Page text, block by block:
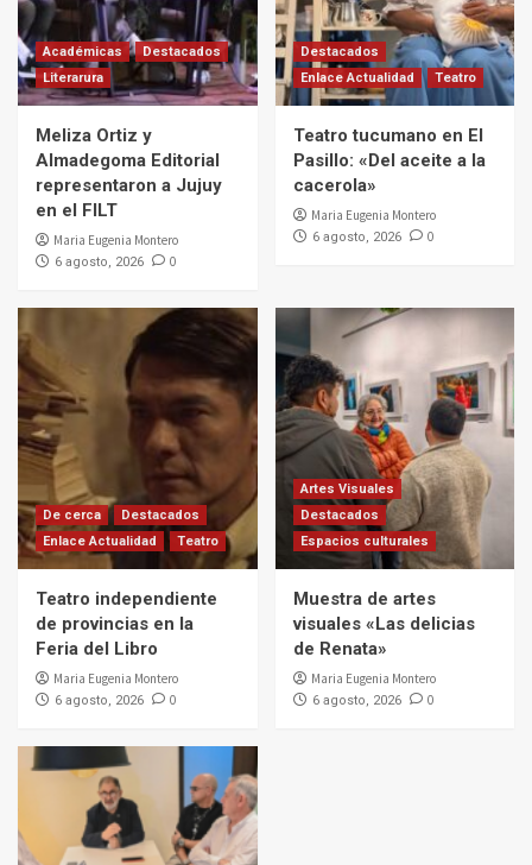
Académicas
Destacados
Literarura
Meliza Ortiz y
Almadegoma Editorial
representaron a Jujuy
en el FILT
Maria Eugenia Montero
6 agosto, 2026 0
Destacados
Enlace Actualidad
Teatro
Teatro tucumano en El
Pasillo: «Del aceite a la
cacerola»
Maria Eugenia Montero
6 agosto, 2026 0
De cerca
Destacados
Enlace Actualidad
Teatro
Teatro independiente
de provincias en la
Feria del Libro
Maria Eugenia Montero
6 agosto, 2026 0
Artes Visuales
Destacados
Espacios culturales
Muestra de artes
visuales «Las delicias
de Renata»
Maria Eugenia Montero
6 agosto, 2026 0